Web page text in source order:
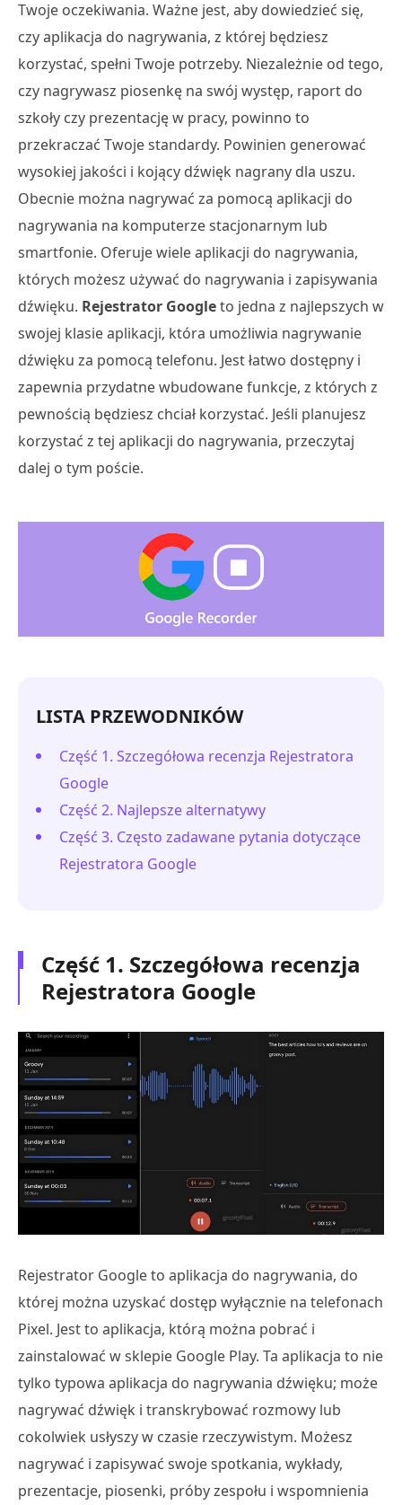
Twoje oczekiwania. Ważne jest, aby dowiedzieć się,
czy aplikacja do nagrywania, z której będziesz
korzystać, spełni Twoje potrzeby. Niezależnie od tego,
czy nagrywasz piosenkę na swój występ, raport do
szkoły czy prezentację w pracy, powinno to
przekraczać Twoje standardy. Powinien generować
wysokiej jakości i kojący dźwięk nagrany dla uszu.
Obecnie można nagrywać za pomocą aplikacji do
nagrywania na komputerze stacjonarnym lub
smartfonie. Oferuje wiele aplikacji do nagrywania,
których możesz używać do nagrywania i zapisywania
dźwięku. Rejestrator Googleto jedna z najlepszych w
swojej klasie aplikacji, która umożliwia nagrywanie
dźwięku za pomocą telefonu. Jest łatwo dostępny i
zapewnia przydatne wbudowane funkcje, z których z
pewnością będziesz chciał korzystać. Jeśli planujesz
korzystać z tej aplikacji do nagrywania, przeczytaj
dalej o tym poście.
LISTA PRZEWODNIKÓW
Część 1. Szczegółowa recenzja Rejestratora
Google
Część 2. Najlepsze alternatywy
Część 3. Często zadawane pytania dotyczące
Rejestratora Google
Część 1. Szczegółowa recenzja
Rejestratora Google
Rejestrator Google to aplikacja do nagrywania, do
której można uzyskać dostęp wyłącznie na telefonach
Pixel. Jest to aplikacja, którą można pobrać i
zainstalować w sklepie Google Play. Ta aplikacja to nie
tylko typowa aplikacja do nagrywania dźwięku; może
nagrywać dźwięk i transkrybować rozmowy lub
cokolwiek usłyszy w czasie rzeczywistym. Możesz
nagrywać i zapisywać swoje spotkania, wykłady,
prezentacje, piosenki, próby zespołu i wspomnienia